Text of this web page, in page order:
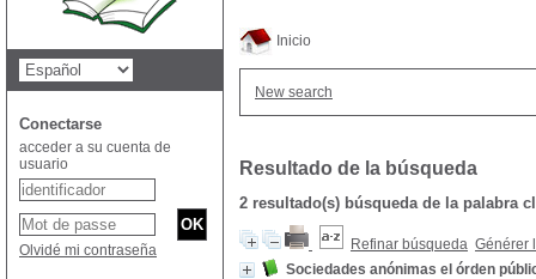
Inicio
New search
Resultado de la búsqueda
2 resultado(s) búsqueda de la palabra
Refinar búsqueda Générer
Sociedades anónimas el órden
Conectarse
acceder a su cuenta de
usuario
Olvidé mi contraseña